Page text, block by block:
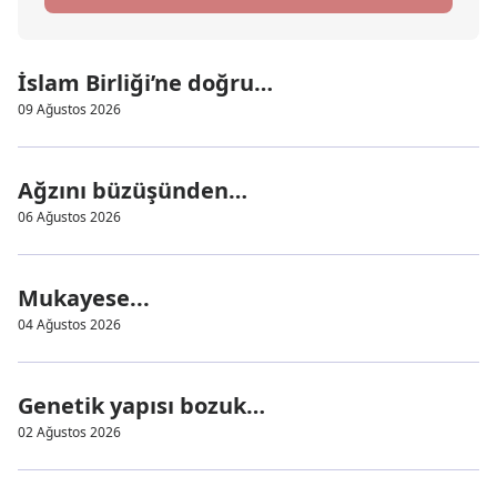
İslam Birliği’ne doğru…
09 Ağustos 2026
Ağzını büzüşünden…
06 Ağustos 2026
Mukayese...
04 Ağustos 2026
Genetik yapısı bozuk…
02 Ağustos 2026